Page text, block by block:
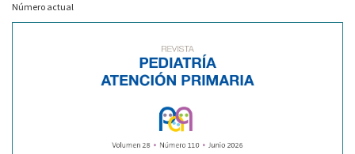
Número actual